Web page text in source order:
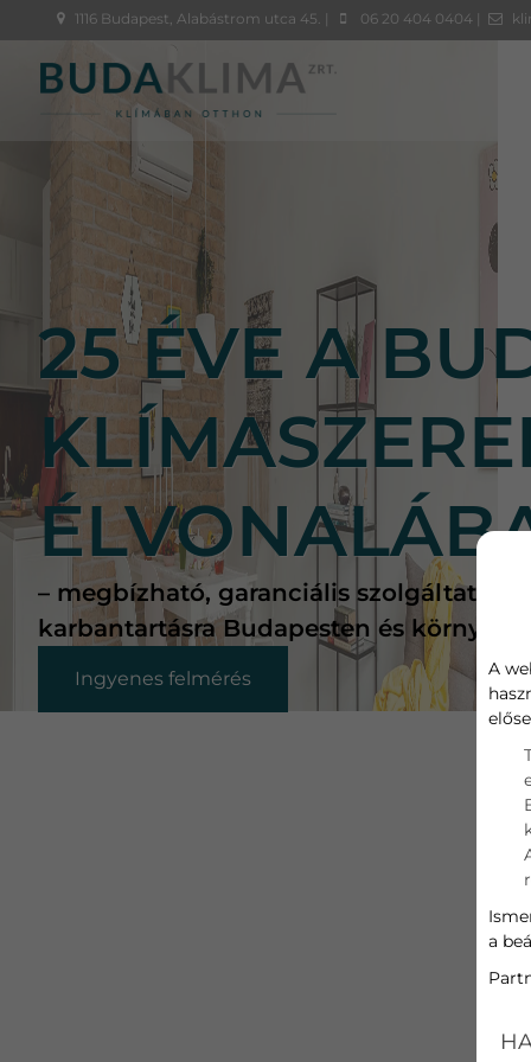
1116 Budapest, Alabástrom utca 45. | 06 20 404 0404 |
25 ÉVE A
– megbízható, garanciális szolgáltatás
karbantartásra Budapesten és
Ingyenes felmérés
A
a